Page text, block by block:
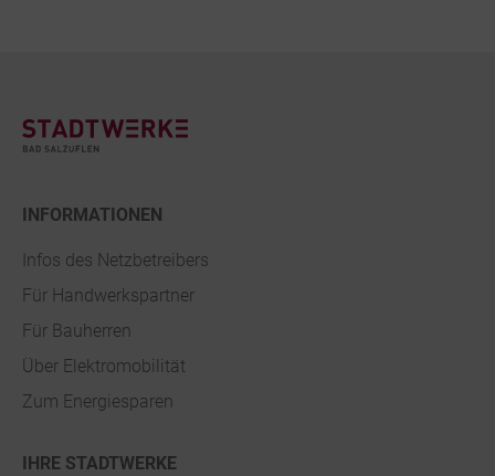
INFORMATIONEN
Infos des Netzbetreibers
Für Handwerkspartner
Für Bauherren
Über Elektromobilität
Zum Energiesparen
IHRE STADTWERKE